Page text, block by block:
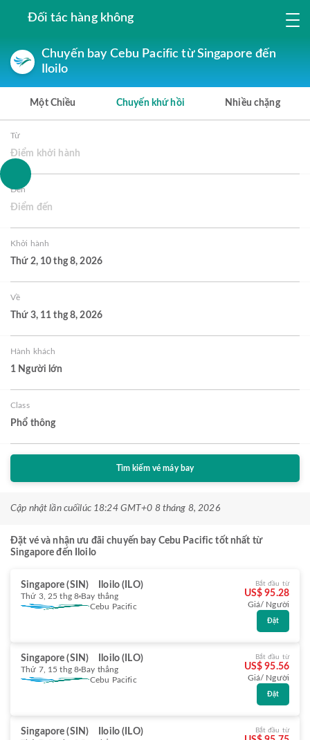
Đối tác hàng không
Chuyến bay Cebu Pacific từ Singapore đến
Iloilo
Một Chiều Chuyến khứ hồi Nhiều chặng
Từ
Điểm khởi hành
Đến
Điểm đến
Khởi hành
Thứ 2, 10 thg 8, 2026
Về
Thứ 3, 11 thg 8, 2026
Hành khách
1 Người lớn
Class
Phổ thông
Tìm kiếm vé máy bay
Cập nhật lần cuốilúc 18:24 GMT+0 8 tháng 8, 2026
Đặt vé và nhận ưu đãi chuyến bay Cebu Pacific tốt nhất từ
Singapore đến Iloilo
Singapore (SIN) Iloilo (ILO)
Thứ 3, 25 thg 8 Bay thẳng
Cebu Pacific
Bắt đầu từ
US$ 95.28
Giá/ Người
Đặt
Singapore (SIN) Iloilo (ILO)
Thứ 7, 15 thg 8 Bay thẳng
Cebu Pacific
Bắt đầu từ
US$ 95.56
Giá/ Người
Đặt
Singapore (SIN) Iloilo (ILO) Bắt đầu từ